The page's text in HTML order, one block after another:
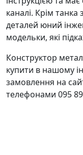
каналі. Крім
деталей юний
модельки, які
Конструктор
купити в нашому
замовлення на
телефонами 095